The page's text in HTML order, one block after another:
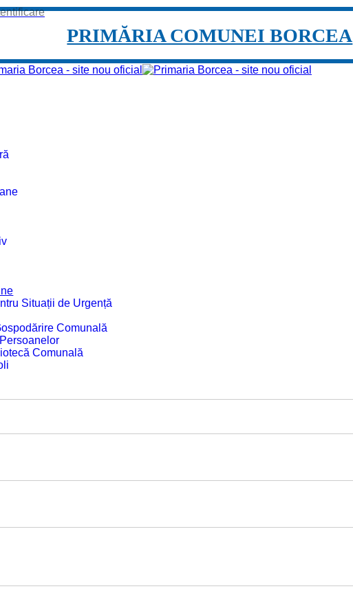
PRIMĂRIA COMUNEI BORCEA
Situații de Urgență
Comunală
Comunală